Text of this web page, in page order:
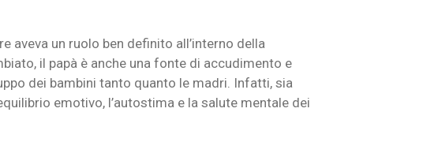
aveva un ruolo ben definito all’interno della
il papà è anche una fonte di accudimento e
dei bambini tanto quanto le madri. Infatti, sia
emotivo, l’autostima e la salute mentale dei